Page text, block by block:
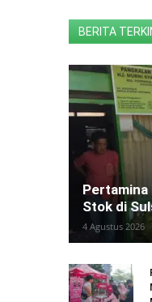
BERITA
Pertamina
Stok di
4 Agustus 2026